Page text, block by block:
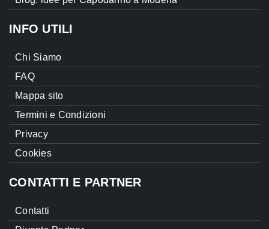
INFO UTILI
Chi Siamo
FAQ
Mappa sito
Termini e Condizioni
Privacy
Cookies
CONTATTI E PARTNER
Contatti